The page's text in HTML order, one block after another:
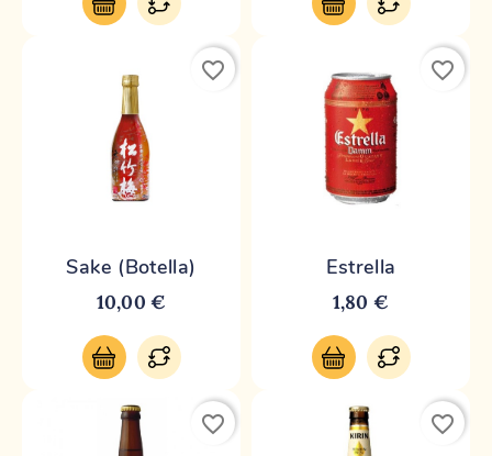
Sake (botella)
10,00 €
favorite_border
Estrella
1,80 €
favorite_border
favorite_border favorite_border